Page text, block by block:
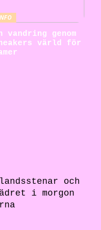
vandring genom
värld för
och
i morgon